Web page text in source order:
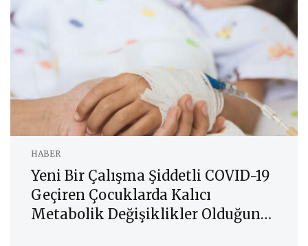
HABER
Yeni Bir Çalışma Şiddetli COVID-19
Geçiren Çocuklarda Kalıcı
Metabolik Değişiklikler Olduğunu